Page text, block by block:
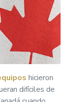
hicieron
difíciles de